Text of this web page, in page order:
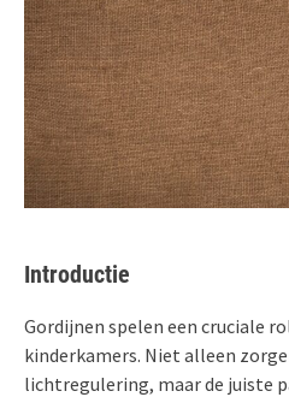
Introductie
Gordijnen spelen een cruciale
kinderkamers. Niet alleen
lichtregulering, maar de juiste